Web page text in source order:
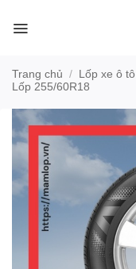
qua
Trang chủ / Lốp xe ô tô
Lốp 255/60R18